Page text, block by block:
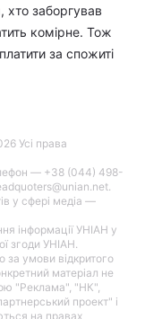
хто заборгував
комірне. Тож
за спожиті
Усі права
— +38 (044) 498-
у сфері медіа —
інформації УНІАН у
згоди УНІАН.
за умови відкритого
матеріал не
"Реклама", "НК",
проект" і
на правах